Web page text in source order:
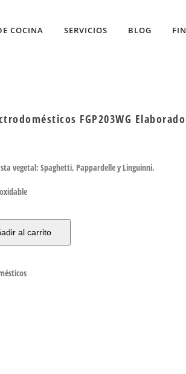
COCINA SERVICIOS BLOG
FGP203WG
vegetal: Spaghetti, Pappardelle y Linguinni.
al carrito